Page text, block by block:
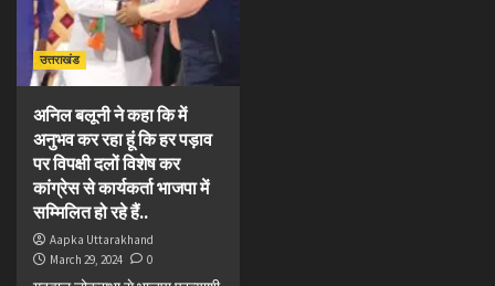
उत्तराखंड
अनिल बलूनी ने कहा कि में
अनुभव कर रहा हूं कि हर पड़ाव
पर विपक्षी दलों विशेष कर
कांग्रेस से कार्यकर्ता भाजपा में
सम्मिलित हो रहे हैं..
Aapka Uttarakhand
March 29, 2024
0